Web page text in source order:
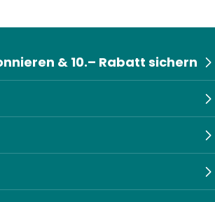
& 10.– Rabatt sichern